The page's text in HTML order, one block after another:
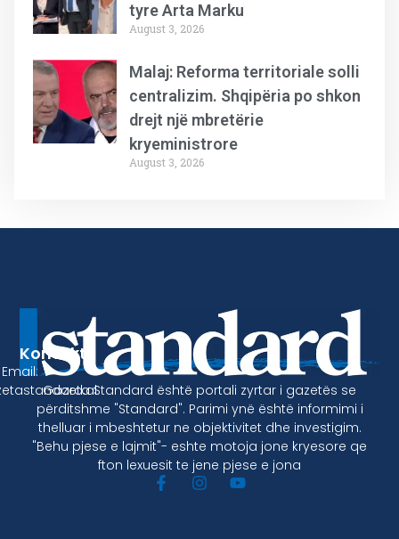
tyre Arta Marku
August 3, 2026
Malaj: Reforma territoriale solli
centralizim. Shqipëria po shkon
drejt një mbretërie
kryeministrore
August 3, 2026
Gazeta Standard është portali zyrtar i gazetës se
përditshme "Standard". Parimi ynë është informimi i
thelluar i mbeshtetur ne objektivitet dhe investigim.
"Behu pjese e lajmit"- eshte motoja jone kryesore qe
fton lexuesit te jene pjese e jona
Kontakt
Email: